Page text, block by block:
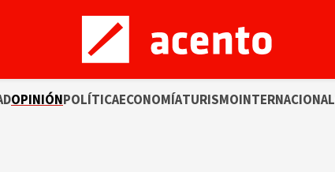
OPINIÓNPOLÍTICAECONOMÍATURISMOINTERNACIONAL